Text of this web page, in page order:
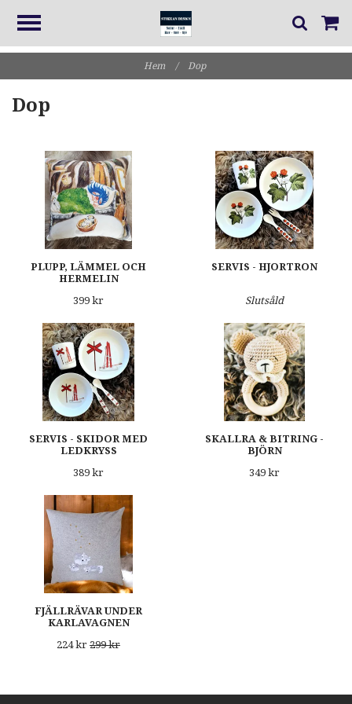
Hem / Dop
Dop
PLUPP, LÄMMEL OCH
HERMELIN
399 kr
SERVIS - HJORTRON
Slutsåld
SERVIS - SKIDOR MED
LEDKRYSS
389 kr
SKALLRA & BITRING -
BJÖRN
349 kr
FJÄLLRÄVAR UNDER
KARLAVAGNEN
224 kr 299 kr